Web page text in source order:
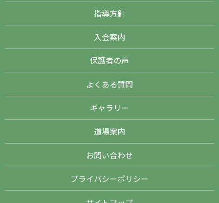
指導方針
入会案内
保護者の声
よくある質問
ギャラリー
道場案内
お問い合わせ
プライバシーポリシー